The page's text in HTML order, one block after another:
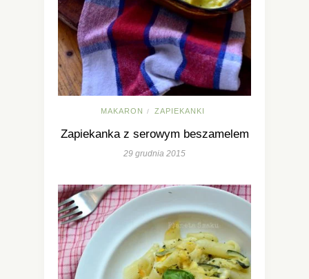
MAKARON / ZAPIEKANKI
Zapiekanka z serowym beszamelem
29 grudnia 2015